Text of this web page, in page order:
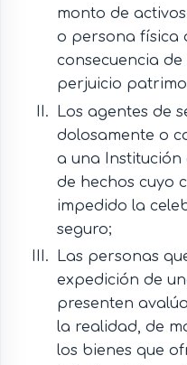
monto de
o persona física
consecuencia
perjuicio
Los agentes de
dolosamente o
a una Institución
de hechos cuyo
impedido la
seguro;
Las personas
expedición de
presenten
la realidad, de
los bienes que